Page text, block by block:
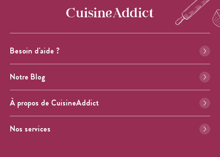
Besoin d'aide ?
Notre Blog
À propos de CuisineAddict
Nos services